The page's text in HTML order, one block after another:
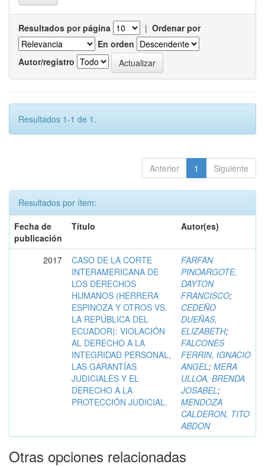
Resultados por página | Ordenar por
En orden
Autor/registro
Resultados 1-1 de 1.
Anterior 1 Siguiente
Resultados por ítem:
Fecha de
publicación
Título Autor(es)
2017
CASO DE LA CORTE
INTERAMERICANA DE
LOS DERECHOS
HUMANOS (HERRERA
ESPINOZA Y OTROS VS.
LA REPÚBLICA DEL
ECUADOR): VIOLACIÓN
AL DERECHO A LA
INTEGRIDAD PERSONAL,
LAS GARANTÍAS
JUDICIALES Y EL
DERECHO A LA
PROTECCIÓN JUDICIAL.
FARFAN
PINOARGOTE,
DAYTON
FRANCISCO;
CEDEÑO
DUEÑAS,
ELIZABETH;
FALCONES
FERRIN, IGNACIO
ANGEL; MERA
ULLOA, BRENDA
JOSABEL;
MENDOZA
CALDERON, TITO
ABDON
Otras opciones relacionadas